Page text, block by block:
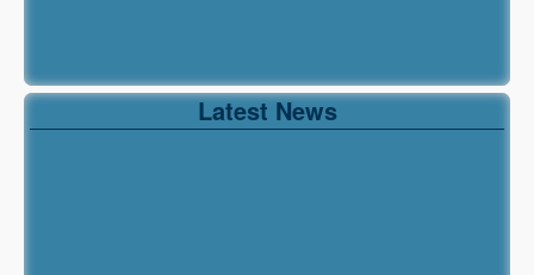
Latest News